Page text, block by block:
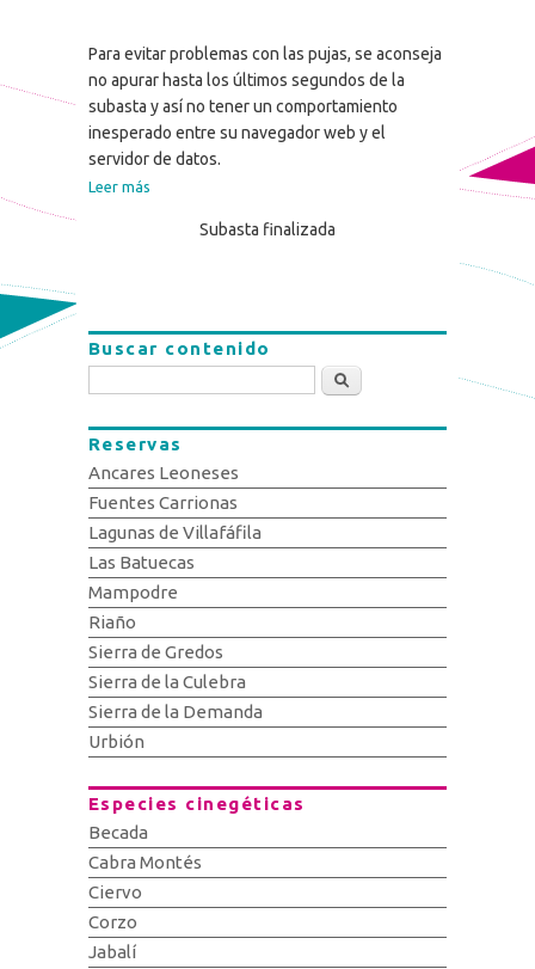
Para evitar problemas con las pujas, se aconseja
no apurar hasta los últimos segundos de la
subasta y así no tener un comportamiento
inesperado entre su navegador web y el
servidor de datos.
Leer más
Subasta finalizada
Buscar contenido
Buscar
Reservas
Ancares Leoneses
Fuentes Carrionas
Lagunas de Villafáfila
Las Batuecas
Mampodre
Riaño
Sierra de Gredos
Sierra de la Culebra
Sierra de la Demanda
Urbión
Especies cinegéticas
Becada
Cabra Montés
Ciervo
Corzo
Jabalí